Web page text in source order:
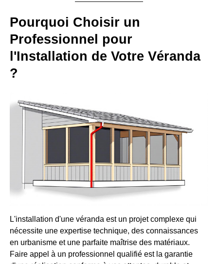
Pourquoi Choisir un
Professionnel pour
l'Installation de Votre Véranda
?
L'installation d'une véranda est un projet complexe qui
nécessite une expertise technique, des connaissances
en urbanisme et une parfaite maîtrise des matériaux.
Faire appel à un professionnel qualifié est la garantie